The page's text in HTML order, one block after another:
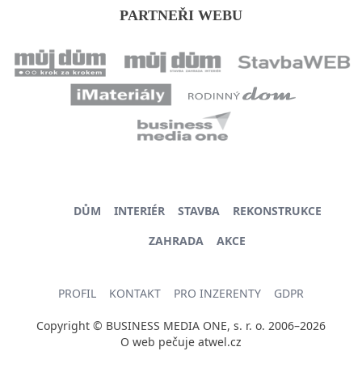
PARTNEŘI WEBU
DŮM INTERIÉR STAVBA
REKONSTRUKCE
ZAHRADA
AKCE
PROFIL KONTAKT PRO INZERENTY GDPR
Copyright © BUSINESS MEDIA ONE, s. r. o. 2006–2026